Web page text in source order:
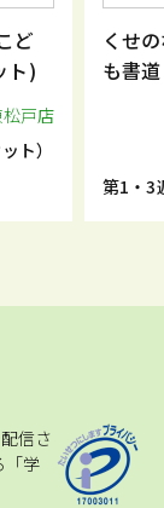
ど
ト)
戸店
ト）
くせ
も書
第1・3
信さ
「学